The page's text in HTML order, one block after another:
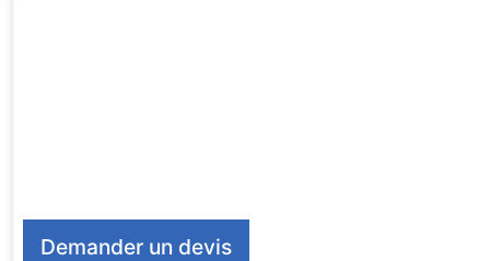
Demander un devis